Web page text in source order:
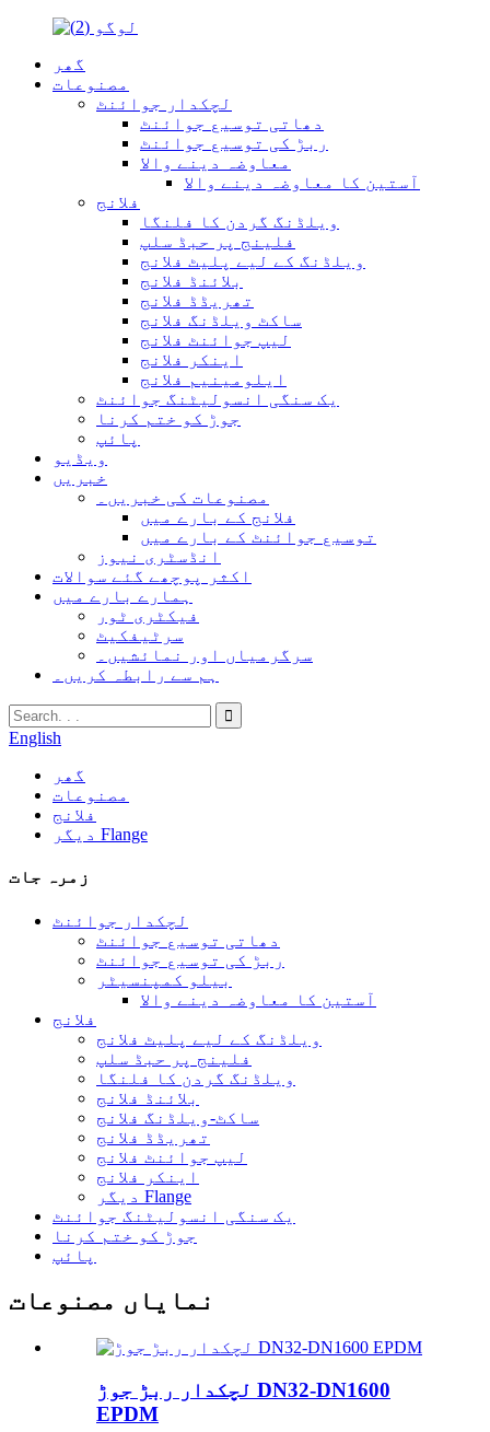
گھر
مصنوعات
لچکدار جوائنٹ
دھاتی توسیع جوائنٹ
ربڑ کی توسیع جوائنٹ
معاوضہ دینے والا
آستین کا معاوضہ دینے والا
فلانج
ویلڈنگ گردن کا فلنگا
فلینج پر حبڈ سلپ
ویلڈنگ کے لیے پلیٹ فلانج
بلائنڈ فلانج
تھریڈڈ فلانج
ساکٹ ویلڈنگ فلانج
لیپ جوائنٹ فلانج
اینکر فلانج
ایلومینیم فلانج
یک سنگی انسولیٹنگ جوائنٹ
جوڑ کو ختم کرنا
پائپ
ویڈیو
خبریں
مصنوعات کی خبریں۔
فلانج کے بارے میں
توسیع جوائنٹ کے بارے میں
انڈسٹری نیوز
اکثر پوچھے گئے سوالات
ہمارے بارے میں
فیکٹری ٹور
سرٹیفکیٹ
سرگرمیاں اور نمائشیں۔
ہم سے رابطہ کریں۔
English
گھر
مصنوعات
فلانج
دیگر Flange
زمرہ جات
لچکدار جوائنٹ
دھاتی توسیع جوائنٹ
ربڑ کی توسیع جوائنٹ
بیلو کمپنسیٹر
آستین کا معاوضہ دینے والا
فلانج
ویلڈنگ کے لیے پلیٹ فلانج
فلینج پر حبڈ سلپ
ویلڈنگ گردن کا فلنگا
بلائنڈ فلانج
ساکٹ-ویلڈنگ فلانج
تھریڈڈ فلانج
لیپ جوائنٹ فلانج
اینکر فلانج
دیگر Flange
یک سنگی انسولیٹنگ جوائنٹ
جوڑ کو ختم کرنا
پائپ
نمایاں مصنوعات
لچکدار ربڑ جوڑ DN32-DN1600
EPDM